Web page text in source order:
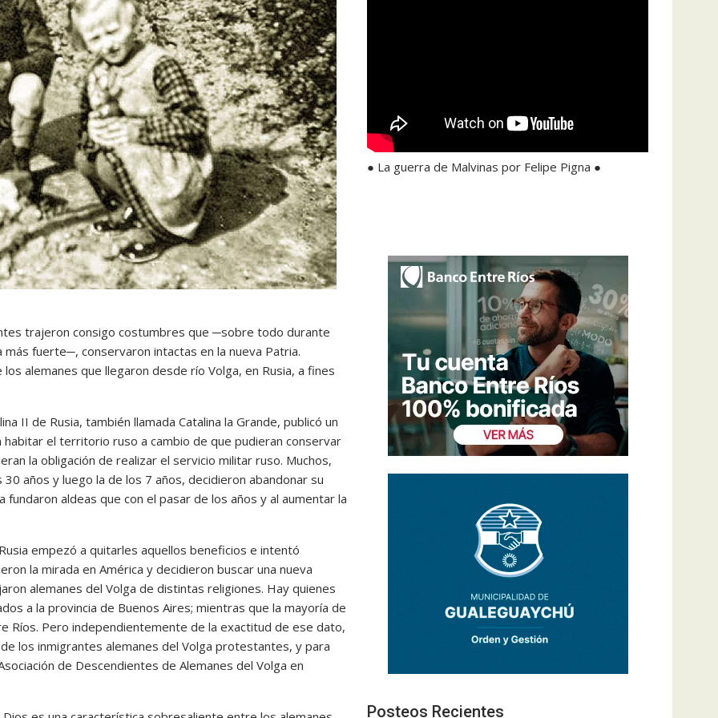
trajeron consigo costumbres que ─sobre todo durante
fuerte─, conservaron intactas en la nueva Patria.
alemanes que llegaron desde río Volga, en Rusia, a fines
II de Rusia, también llamada Catalina la Grande, publicó un
el territorio ruso a cambio de que pudieran conservar
la obligación de realizar el servicio militar ruso. Muchos,
años y luego la de los 7 años, decidieron abandonar su
aldeas que con el pasar de los años y al aumentar la
empezó a quitarles aquellos beneficios e intentó
la mirada en América y decidieron buscar una nueva
alemanes del Volga de distintas religiones. Hay quienes
a la provincia de Buenos Aires; mientras que la mayoría de
Ríos. Pero independientemente de la exactitud de ese dato,
los inmigrantes alemanes del Volga protestantes, y para
de Descendientes de Alemanes del Volga en
● La guerra de Malvinas por Felipe Pigna ●
Posteos Recientes